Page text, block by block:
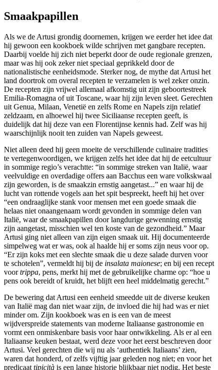
Smaakpapillen
Als we de Artusi grondig doornemen, krijgen we eerder het idee dat
hij gewoon een kookboek wilde schrijven met gangbare recepten.
Daarbij voelde hij zich niet beperkt door de oude regionale grenzen,
maar was hij ook zeker niet speciaal geprikkeld door de
nationalistische eenheidsmode. Sterker nog, de mythe dat Artusi het
land doortrok om overal recepten te verzamelen is wel zeker onzin.
De recepten zijn vrijwel allemaal afkomstig uit zijn geboortestreek
Emilia-Romagna of uit Toscane, waar hij zijn leven sleet. Gerechten
uit Genua, Milaan, Venetië en zelfs Rome en Napels zijn relatief
zeldzaam, en alhoewel hij twee Siciliaanse recepten geeft, is
duidelijk dat hij deze van een Florentijnse kennis had. Zelf was hij
waarschijnlijk nooit ten zuiden van Napels geweest.
Niet alleen deed hij geen moeite de verschillende culinaire tradities
te vertegenwoordigen, we krijgen zelfs het idee dat hij de eetcultuur
in sommige regio’s verachtte: “in sommige streken van Italië, waar
veelvuldige en overdadige offers aan Bacchus een ware volkskwaal
zijn geworden, is de smaakzin ernstig aangetast...” en waar hij de
lucht van rottende vogels aan het spit bespreekt, heeft hij het over
“een ondraaglijke stank voor mensen met een goede smaak die
helaas niet onaangenaam wordt gevonden in sommige delen van
Italië, waar de smaakpapillen door langdurige gewenning ernstig
zijn aangetast, misschien wel ten koste van de gezondheid.” Maar
Artusi ging niet alleen van zijn eigen smaak uit. Hij documenteerde
simpelweg wat er was, ook al haalde hij er soms zijn neus voor op.
“Er zijn koks met een slechte smaak die u deze salade durven voor
te schotelen”, vermeldt hij bij de insalata maionese; en bij een recept
voortrippa, pens, merkt hij met de gebruikelijke charme op: “hoe u
pens ook bereidt of kruidt, het blijft een heel middelmatig gerecht.”
De bewering dat Artusi een eenheid smeedde uit de diverse keuken
van Italië mag dan niet waar zijn, de invloed die hij had was er niet
minder om. Zijn kookboek was en is een van de meest
wijdverspreide statements van moderne Italiaanse gastronomie en
vormt een onmiskenbare basis voor haar ontwikkeling. Als er al een
Italiaanse keuken bestaat, werd deze voor het eerst beschreven door
Artusi. Veel gerechten die wij nu als ‘authentiek Italiaans’ zien,
waren dat honderd, of zelfs vijftig jaar geleden nog niet; en voor het
predicaat tipicità is een lange historie blijkbaar niet nodig. Het beste